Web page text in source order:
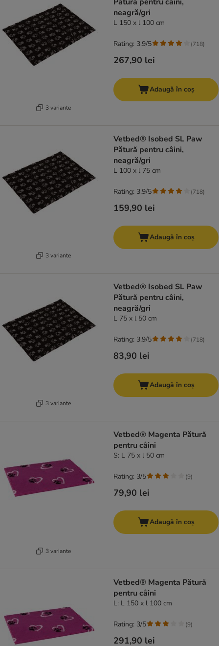
3 variante
neagră/gri
L 150 x l 100 cm
267,90 lei
Rating: 3.9/5 (718)
Adaugă în coș
3 variante
Vetbed® Isobed SL Paw
Pătură pentru câini,
neagră/gri
L 100 x l 75 cm
159,90 lei
Rating: 3.9/5 (718)
Adaugă în coș
3 variante
Vetbed® Isobed SL Paw
Pătură pentru câini,
neagră/gri
L 75 x l 50 cm
83,90 lei
Rating: 3.9/5 (718)
Adaugă în coș
3 variante
Vetbed® Magenta Pătură
pentru câini
S: L 75 x l 50 cm
79,90 lei
Rating: 3/5 (9)
Adaugă în coș
Vetbed® Magenta Pătură
pentru câini
L: L 150 x l 100 cm
291,90 lei
Rating: 3/5 (9)